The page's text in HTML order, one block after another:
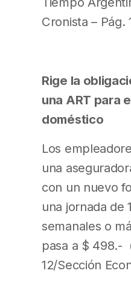
Cronista – Pág.
Rige la
una ART para
doméstico
Los
una
con un nuevo
una jornada de
semanales o
pasa a $ 498.-
12/Sección